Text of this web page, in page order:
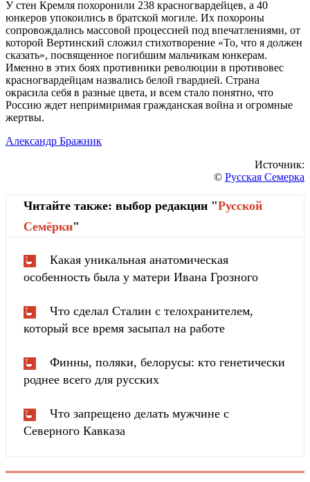
У стен Кремля похоронили 238 красногвардейцев, а 40
юнкеров упокоились в братской могиле. Их похороны
сопровождались массовой процессией под впечатлениями, от
которой Вертинский сложил стихотворение «То, что я должен
сказать», посвященное погибшим мальчикам юнкерам.
Именно в этих боях противники революции в противовес
красногвардейцам назвались белой гвардией. Страна
окрасила себя в разные цвета, и всем стало понятно, что
Россию ждет непримиримая гражданская война и огромные
жертвы.
Александр Бражник
Источник:
© Русская Семерка
Читайте также: выбор редакции "Русской
Cемёрки"
Какая уникальная анатомическая
особенность была у матери Ивана Грозного
Что сделал Сталин с телохранителем,
который все время засыпал на работе
Финны, поляки, белорусы: кто генетически
роднее всего для русских
Что запрещено делать мужчине с
Северного Кавказа